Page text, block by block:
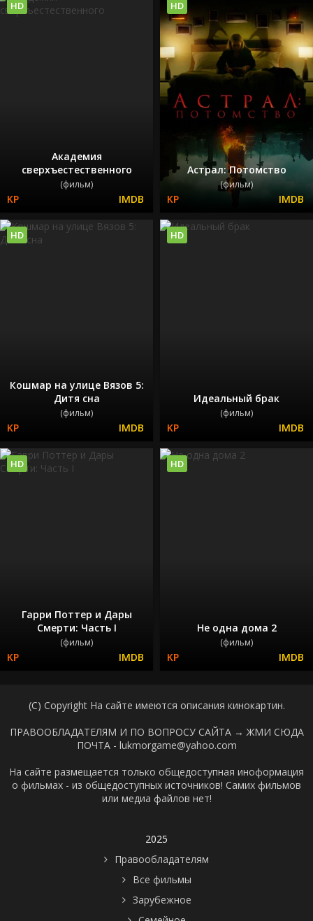
Академия
сверхъестественного
(фильм)
HD
Астрал: Потомство
(фильм)
HD
Кошмар на улице Вязов 5:
Дитя сна
(фильм)
HD
Идеальный брак
(фильм)
HD
Гарри Поттер и Дары
Смерти: Часть I
(фильм)
HD
Не одна дома 2
(фильм)
HD
(C) Copyright На сайте имеются описания кинокартин.
ПРАВООБЛАДАТЕЛЯМ И ПО ВОПРОСУ САЙТА → ЖМИ СЮДА
ПОЧТА - lukmorgame@yahoo.com
На сайте размещается только общедоступная иноформация
о фильмах - из общедоступных источников! Самих фильмов
или медиа файлов нет!
2025
Правообладателям
Все фильмы
Зарубежное